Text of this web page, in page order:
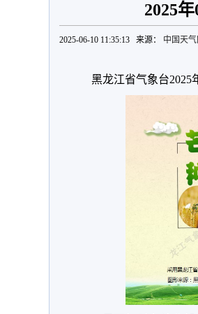
2025
2025-06-10 11:35:13 来源： 中国天
黑龙江省气象台2025